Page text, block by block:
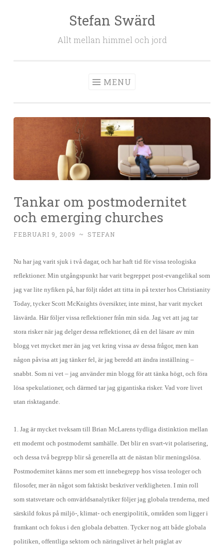
Stefan Swärd
Allt mellan himmel och jord
MENU
Tankar om postmodernitet
och emerging churches
FEBRUARI 9, 2009 ~ STEFAN
Nu har jag varit sjuk i två dagar, och har haft tid för vissa teologiska
reflektioner. Min utgångspunkt har varit begreppet post-evangelikal som
jag var lite nyfiken på, har följt rådet att titta in på texter hos Christianity
Today, tycker Scott McKnights översikter, inte minst, har varit mycket
läsvärda. Här följer vissa reflektioner från min sida. Jag vet att jag tar
stora risker när jag delger dessa reflektioner, då en del läsare av min
blogg vet mycket mer än jag vet kring vissa av dessa frågor, men kan
någon påvisa att jag tänker fel, är jag beredd att ändra inställning –
snabbt. Som ni vet – jag använder min blogg för att tänka högt, och föra
lösa spekulationer, och därmed tar jag gigantiska risker. Vad vore livet
utan risktagande.
1. Jag är mycket tveksam till Brian McLarens tydliga distinktion mellan
ett modernt och postmodernt samhälle. Det blir en svart-vit polarisering,
och dessa två begrepp blir så generella att de nästan blir meningslösa.
Postmodernitet känns mer som ett innebegrepp hos vissa teologer och
filosofer, mer än något som faktiskt beskriver verkligheten. I min roll
som statsvetare och omvärldsanalytiker följer jag globala trenderna, med
särskild fokus på miljö-, klimat- och energipolitik, områden som ligger i
framkant och fokus i den globala debatten. Tycker nog att både globala
politiken, offentliga sektorn och näringslivet är helt präglat av